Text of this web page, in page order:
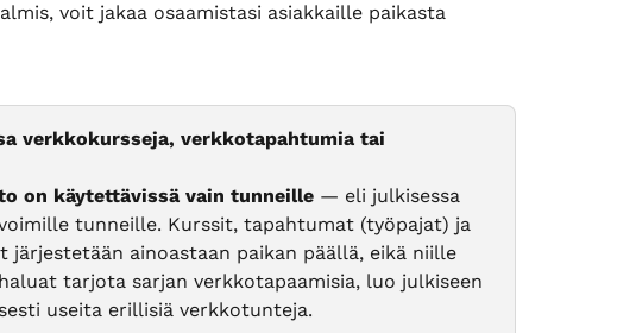
voit jakaa osaamistasi asiakkaille paikasta
verkkokursseja, verkkotapahtumia tai
on käytettävissä vain tunneille — eli julkisessa
tunneille. Kurssit, tapahtumat (työpajat) ja
järjestetään ainoastaan paikan päällä, eikä niille
tarjota sarjan verkkotapaamisia, luo julkiseen
useita erillisiä verkkotunteja.